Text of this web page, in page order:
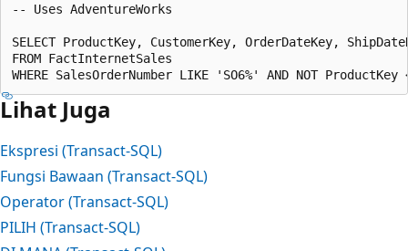
-- Uses AdventureWorks
SELECT ProductKey, CustomerKey, OrderDateKey,
FROM FactInternetSales
Lihat Juga
Ekspresi (Transact-SQL)
Fungsi Bawaan (Transact-SQL)
Operator (Transact-SQL)
PILIH (Transact-SQL)